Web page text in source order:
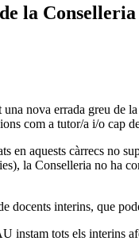
la
nova errada greu de
com a tutor/a i/o cap
en aquests càrrecs no
la Conselleria no ha
docents interins, que
instam tots els interins